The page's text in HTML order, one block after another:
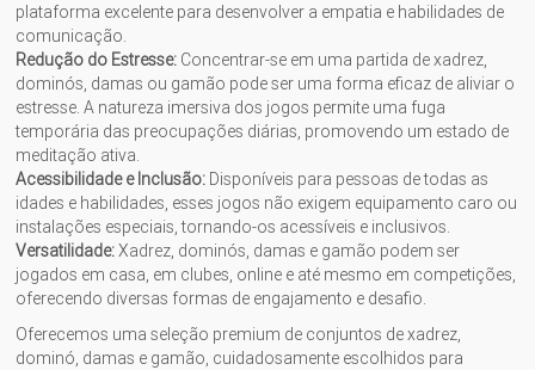
plataforma excelente para desenvolver a empatia e habilidades de
comunicação.
Redução do Estresse: Concentrar-se em uma partida de xadrez,
dominós, damas ou gamão pode ser uma forma eficaz de aliviar o
estresse. A natureza imersiva dos jogos permite uma fuga
temporária das preocupações diárias, promovendo um estado de
meditação ativa.
Acessibilidade e Inclusão: Disponíveis para pessoas de todas as
idades e habilidades, esses jogos não exigem equipamento caro ou
instalações especiais, tornando-os acessíveis e inclusivos.
Versatilidade:Xadrez, dominós, damas e gamão podem ser
jogados em casa, em clubes, online e até mesmo em competições,
oferecendo diversas formas de engajamento e desafio.
Oferecemos uma seleção premium de conjuntos de xadrez,
dominó, damas e gamão, cuidadosamente escolhidos para